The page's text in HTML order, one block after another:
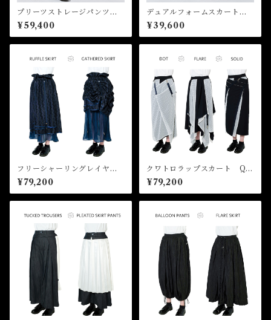
プリーツストレージパンツ P
leated Storage Pants
¥59,400
デュアルフォームスカートパ
ンツ Dual Form Skirt Pant
s
¥39,600
フリーシャーリングレイヤー
ドスカート Free Shirring L
ayered Skirt
¥79,200
クワトロラップスカート Qu
attro Wrap Skirt
¥79,200